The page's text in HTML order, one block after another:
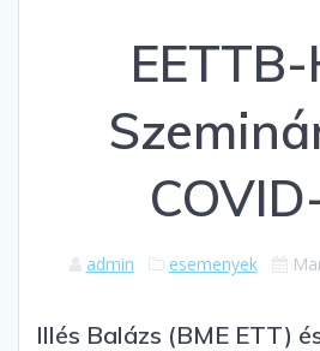
admin esemenyek
Illés Balázs (BME ETT)